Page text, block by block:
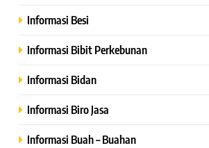
Informasi Besi
Informasi Bibit Perkebunan
Informasi Bidan
Informasi Biro Jasa
Informasi Buah – Buahan